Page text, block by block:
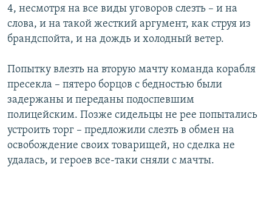
4, несмотря на все виды уговоров слезть – и на
слова, и на такой жесткий аргумент, как струя из
брандспойта, и на дождь и холодный ветер.
Попытку влезть на вторую мачту команда корабля
пресекла – пятеро борцов с бедностью были
задержаны и переданы подоспевшим
полицейским. Позже сидельцы не рее попытались
устроить торг – предложили слезть в обмен на
освобождение своих товарищей, но сделка не
удалась, и героев все-таки сняли с мачты.